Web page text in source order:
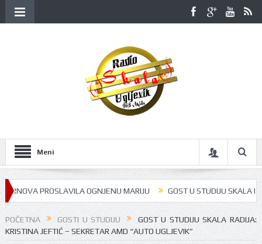
Meni
PROSLAVILA OGNJENU MARIJU GOST U STUDIJU SKALA
POČETNA GOSTI U STUDIJU
GOST U STUDIJU SKALA RADIJA:
KRISTINA JEFTIĆ – SEKRETAR AMD “AUTO UGLJEVIK”